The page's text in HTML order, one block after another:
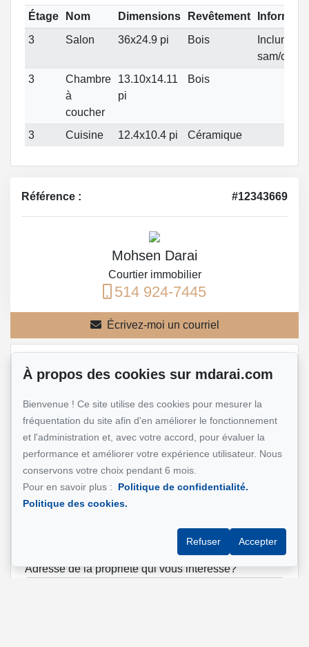
Étage Nom Dimensions Revêtement
3
Salon 36x24.9 pi Bois
Inclunat
sam/
3
Chambre
à
coucher
13.10x14.11
pi
Bois
3 Cuisine 12.4x10.4 pi Céramique
Référence : #12343669
Mohsen Darai
Courtier immobilier
514 924-7445
Écrivez-moi un courriel
Nom et prénom*
Téléphone*
Adresse e-mail*
Adresse de la propriété qui vous intéresse?
À propos des cookies sur mdarai.com
Bienvenue ! Ce site utilise des cookies pour mesurer la
fréquentation du site afin d'en améliorer le fonctionnement
et l'administration et, avec votre accord, pour évaluer la
performance et améliorer votre expérience utilisateur. Nous
conservons votre choix pendant 6 mois.
Pour en savoir plus :
Politique de confidentialité.
Politique des cookies.
Refuser Accepter